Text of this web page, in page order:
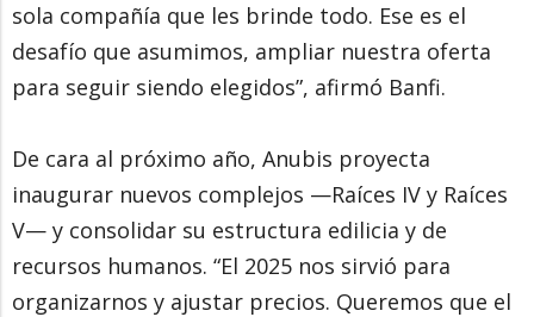
sola compañía que les brinde todo. Ese es el
desafío que asumimos, ampliar nuestra oferta
para seguir siendo elegidos”, afirmó Banfi.
De cara al próximo año, Anubis proyecta
inaugurar nuevos complejos —Raíces IV y Raíces
V— y consolidar su estructura edilicia y de
recursos humanos. “El 2025 nos sirvió para
organizarnos y ajustar precios. Queremos que el